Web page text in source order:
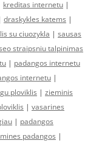
kreditas internetu |
draskykles katems |
su ciuozykla | sausas
straipsniu talpinimas
| padangos internetu
internetu |
ploviklis | zieminis
| vasarines
| padangos
padangos |